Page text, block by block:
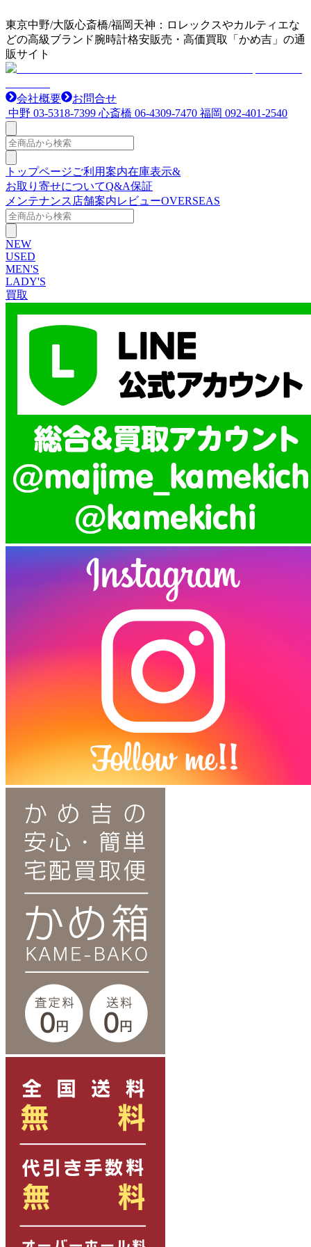
東京中野/大阪心斎橋/福岡天神：ロレックスやカルティエな
どの高級ブランド腕時計格安販売・高価買取「かめ吉」の通
販サイト
会社概要
お問合せ
中野 03-5318-7399 心斎橋 06-4309-7470 福岡 092-401-2540
トップページご利用案内在庫表示&
お取り寄せについてQ&A保証
メンテナンス 店舗案内レビューOVERSEAS
NEW
USED
MEN'S
LADY'S
買取